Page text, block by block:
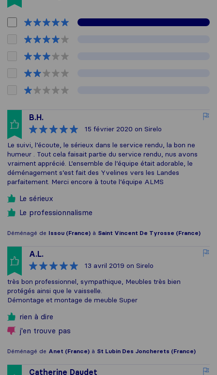
B.H.
15 février 2020 on Sirelo
Le suivi, l’écoute, le sérieux dans le service rendu, la bon ne
humeur . Tout cela faisait partie du service rendu, nus avons
vraiment apprécié. L’ensemble de l’équipe était adorable, le
déménagement s’est fait des Yvelines vers les Landes
parfaitement. Merci encore à toute l’équipe ALMS
Le sérieux
Le professionnalisme
Déménagé de Issou (France) à Saint Vincent De Tyrosse (France)
A.L.
13 avril 2019 on Sirelo
très bon professionnel, sympathique, Meubles très bien
protégés ainsi que le vaisselle.
Démontage et montage de meuble Super
rien à dire
j'en trouve pas
Déménagé de Anet (France) à St Lubin Des Joncherets (France)
Catherine Daudet